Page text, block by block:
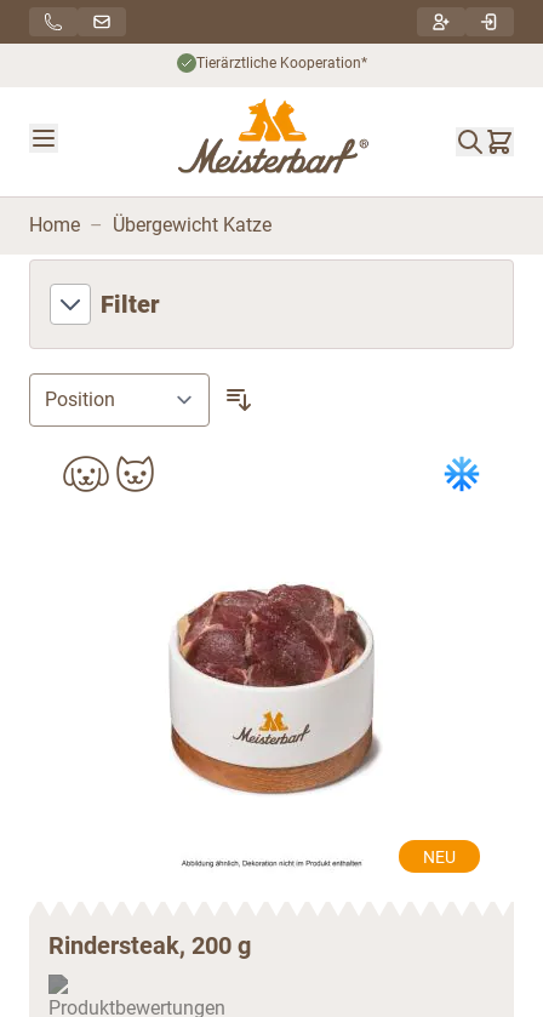
Direkt zum Inhalt
Home – Übergewicht Katze
Filter
NEU
Rindersteak, 200 g